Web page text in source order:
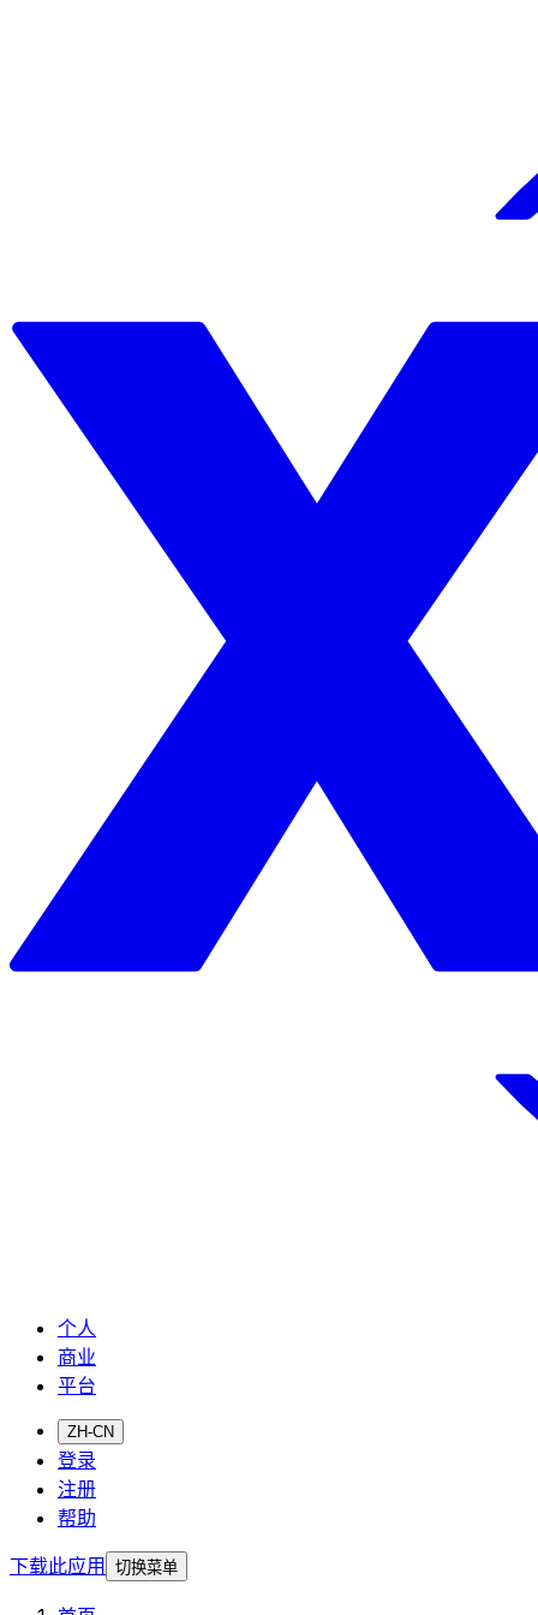
个人
商业
平台
ZH-CN
登录
注册
帮助
下载此应用 切换菜单